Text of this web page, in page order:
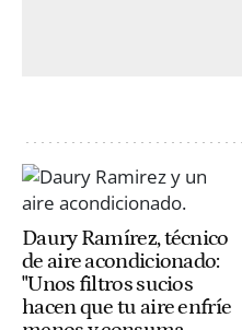
Daury Ramírez, técnico
de aire acondicionado:
"Unos filtros sucios
hacen que tu aire enfríe